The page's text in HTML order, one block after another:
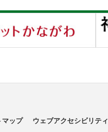
マップ ウェブアクセシビリティ